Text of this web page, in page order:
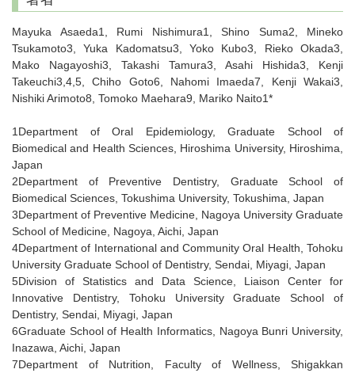
Mayuka Asaeda1, Rumi Nishimura1, Shino Suma2, Mineko
Tsukamoto3, Yuka Kadomatsu3, Yoko Kubo3, Rieko Okada3,
Mako Nagayoshi3, Takashi Tamura3, Asahi Hishida3, Kenji
Takeuchi3,4,5, Chiho Goto6, Nahomi Imaeda7, Kenji Wakai3,
Nishiki Arimoto8, Tomoko Maehara9, Mariko Naito1*
1Department of Oral Epidemiology, Graduate School of
Biomedical and Health Sciences, Hiroshima University, Hiroshima,
Japan
2Department of Preventive Dentistry, Graduate School of
Biomedical Sciences, Tokushima University, Tokushima, Japan
3Department of Preventive Medicine, Nagoya University Graduate
School of Medicine, Nagoya, Aichi, Japan
4Department of International and Community Oral Health, Tohoku
University Graduate School of Dentistry, Sendai, Miyagi, Japan
5Division of Statistics and Data Science, Liaison Center for
Innovative Dentistry, Tohoku University Graduate School of
Dentistry, Sendai, Miyagi, Japan
6Graduate School of Health Informatics, Nagoya Bunri University,
Inazawa, Aichi, Japan
7Department of Nutrition, Faculty of Wellness, Shigakkan